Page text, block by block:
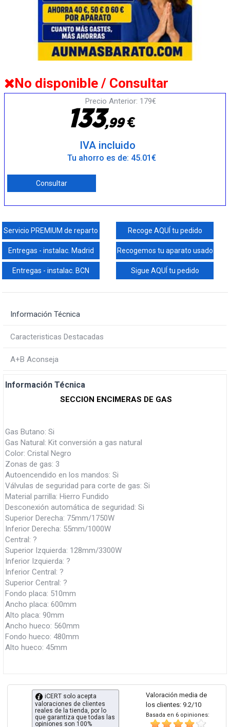
No disponible / Consultar
Precio Anterior: 179€
133,99€
IVA incluido
Tu ahorro es de: 45.01€
Consultar
Servicio PREMIUM de reparto Recoge AQUÍ tu pedido
Entregas - instalac. Madrid Recogemos tu aparato usado
Entregas - instalac. BCN Sigue AQUÍ tu pedido
Información Técnica
Caracteristicas Destacadas
A+B Aconseja
Información Técnica
SECCION ENCIMERAS DE GAS
Gas Butano: Si
Gas Natural: Kit conversión a gas natural
Color: Cristal Negro
Zonas de gas: 3
Autoencendido en los mandos: Si
Válvulas de seguridad para corte de gas: Si
Material parrilla: Hierro Fundido
Desconexión automática de seguridad: Si
Superior Derecha: 75mm/1750W
Inferior Derecha: 55mm/1000W
Central: ?
Superior Izquierda: 128mm/3300W
Inferior Izquierda: ?
Inferior Central: ?
Superior Central: ?
Fondo placa: 510mm
Ancho placa: 600mm
Alto placa: 90mm
Ancho hueco: 560mm
Fondo hueco: 480mm
Alto hueco: 45mm
Valoración media de
los clientes: 9.2/10
Basada en 6 opiniones:
iCERT solo acepta
valoraciones de clientes
reales de la tienda, por lo
que garantiza que todas las
opiniones son 100%